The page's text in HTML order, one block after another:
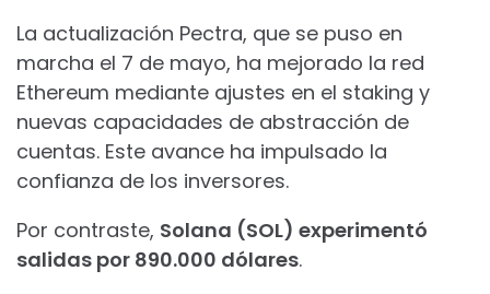
La actualización Pectra, que se puso en
marcha el 7 de mayo, ha mejorado la red
Ethereum mediante ajustes en el staking y
nuevas capacidades de abstracción de
cuentas. Este avance ha impulsado la
confianza de los inversores.
Por contraste, Solana (SOL) experimentó
salidas por 890.000 dólares.